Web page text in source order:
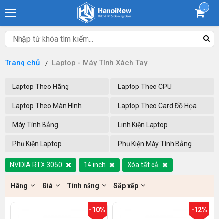
Trang chủ Laptop - Máy Tính Xách Tay
Laptop Theo Hãng Laptop Theo CPU
Laptop Theo Màn Hình Laptop Theo Card Đồ Họa
Máy Tính Bảng Linh Kiện Laptop
Phụ Kiện Laptop Phụ Kiện Máy Tính Bảng
NVIDIA RTX 3050 14 inch Xóa tất cả
Hãng Giá Tính năng Sắp xếp
-10% -12%